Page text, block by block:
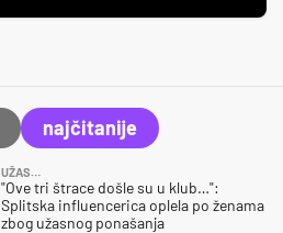
najčitanije
UŽAS…
"Ove tri štrace došle su u klub…":
Splitska influencerica oplela po ženama
zbog užasnog ponašanja